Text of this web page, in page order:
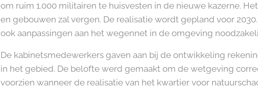
om ruim 1.000 militairen te huisvesten in de nieuwe kazerne.
en gebouwen zal vergen. De realisatie wordt gepland voor
ook aanpassingen aan het wegennet in de omgeving
De kabinetsmedewerkers gaven aan bij de ontwikkeling
in het gebied. De belofte werd gemaakt om de wetgeving
voorzien wanneer de realisatie van het kwartier voor